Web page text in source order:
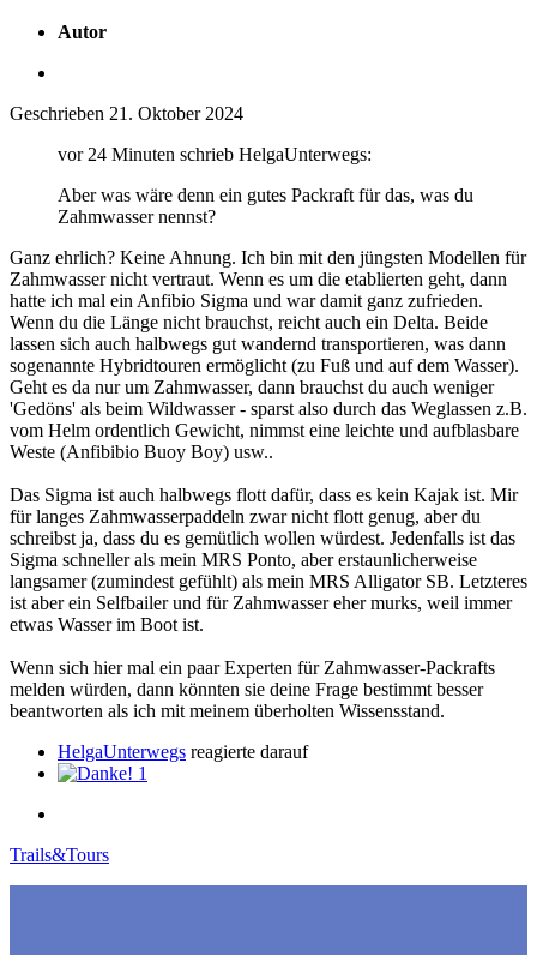
Autor
Geschrieben 21. Oktober 2024
vor 24 Minuten schrieb HelgaUnterwegs:
Aber was wäre denn ein gutes Packraft für das, was du
Zahmwasser nennst?
Ganz ehrlich? Keine Ahnung. Ich bin mit den jüngsten Modellen für
Zahmwasser nicht vertraut. Wenn es um die etablierten geht, dann
hatte ich mal ein Anfibio Sigma und war damit ganz zufrieden.
Wenn du die Länge nicht brauchst, reicht auch ein Delta. Beide
lassen sich auch halbwegs gut wandernd transportieren, was dann
sogenannte Hybridtouren ermöglicht (zu Fuß und auf dem Wasser).
Geht es da nur um Zahmwasser, dann brauchst du auch weniger
'Gedöns' als beim Wildwasser - sparst also durch das Weglassen z.B.
vom Helm ordentlich Gewicht, nimmst eine leichte und aufblasbare
Weste (Anfibibio Buoy Boy) usw..
Das Sigma ist auch halbwegs flott dafür, dass es kein Kajak ist. Mir
für langes Zahmwasserpaddeln zwar nicht flott genug, aber du
schreibst ja, dass du es gemütlich wollen würdest. Jedenfalls ist das
Sigma schneller als mein MRS Ponto, aber erstaunlicherweise
langsamer (zumindest gefühlt) als mein MRS Alligator SB. Letzteres
ist aber ein Selfbailer und für Zahmwasser eher murks, weil immer
etwas Wasser im Boot ist.
Wenn sich hier mal ein paar Experten für Zahmwasser-Packrafts
melden würden, dann könnten sie deine Frage bestimmt besser
beantworten als ich mit meinem überholten Wissensstand.
HelgaUnterwegs reagierte darauf
1
Trails&Tours